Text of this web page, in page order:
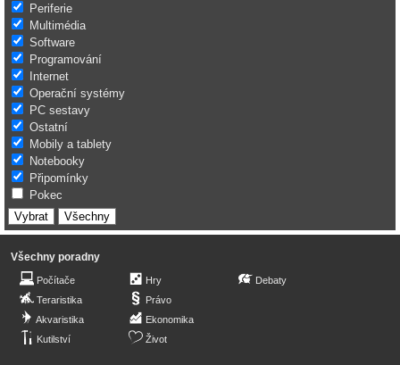
Periferie
Multimédia
Software
Programování
Internet
Operační systémy
PC sestavy
Ostatní
Mobily a tablety
Notebooky
Připomínky
Pokec
Všechny poradny
Počítače
Teraristika
Akvaristika
Kutilství
Hry
Právo
Ekonomika
Život
Debaty